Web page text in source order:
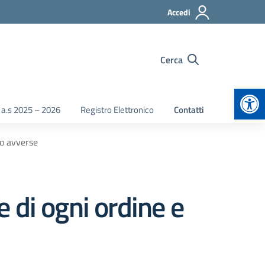
Accedi
Cerca
2025 – 2026 Registro Elettronico Contatti
avverse
di ogni ordine e